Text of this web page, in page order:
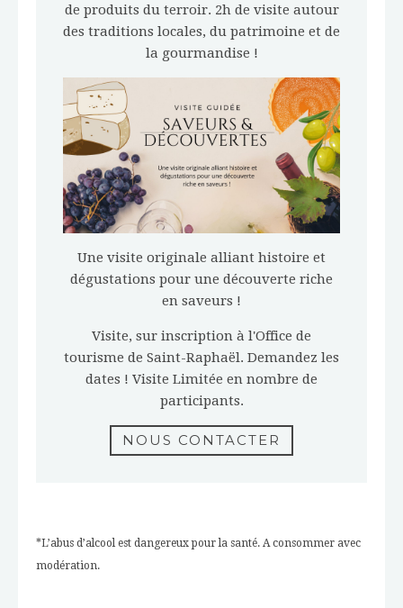
de produits du terroir. 2h de visite autour
des traditions locales, du patrimoine et de
la gourmandise !
Une visite originale alliant histoire et
dégustations pour une découverte riche
en saveurs !
Visite, sur inscription à l'Office de
tourisme de Saint-Raphaël. Demandez les
dates ! Visite Limitée en nombre de
participants.
NOUS CONTACTER
*L’abus d’alcool est dangereux pour la santé. A consommer avec
modération.